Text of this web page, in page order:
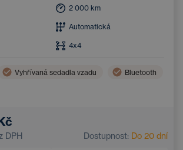
2 000 km
Automatická
4x4
Vyhřívaná sedadla vzadu Bluetooth
DPH Dostupnost: Do 20 dní